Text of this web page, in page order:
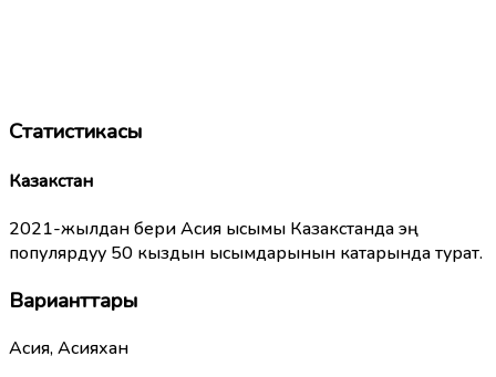
Статистикасы
Казакстан
2021-жылдан бери Асия ысымы Казакстанда эң
популярдуу 50 кыздын ысымдарынын катарында турат.
Варианттары
Асия, Асияхан